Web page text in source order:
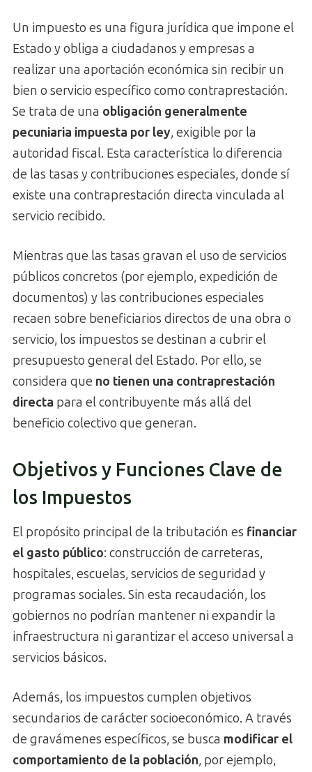
Un impuesto es una figura jurídica que impone el
Estado y obliga a ciudadanos y empresas a
realizar una aportación económica sin recibir un
bien o servicio específico como contraprestación.
Se trata de una obligación generalmente
pecuniaria impuesta por ley, exigible por la
autoridad fiscal. Esta característica lo diferencia
de las tasas y contribuciones especiales, donde sí
existe una contraprestación directa vinculada al
servicio recibido.
Mientras que las tasas gravan el uso de servicios
públicos concretos (por ejemplo, expedición de
documentos) y las contribuciones especiales
recaen sobre beneficiarios directos de una obra o
servicio, los impuestos se destinan a cubrir el
presupuesto general del Estado. Por ello, se
considera que no tienen una contraprestación
directa para el contribuyente más allá del
beneficio colectivo que generan.
Objetivos y Funciones Clave de
los Impuestos
El propósito principal de la tributación es financiar
el gasto público: construcción de carreteras,
hospitales, escuelas, servicios de seguridad y
programas sociales. Sin esta recaudación, los
gobiernos no podrían mantener ni expandir la
infraestructura ni garantizar el acceso universal a
servicios básicos.
Además, los impuestos cumplen objetivos
secundarios de carácter socioeconómico. A través
de gravámenes específicos, se busca modificar el
comportamiento de la población, por ejemplo,